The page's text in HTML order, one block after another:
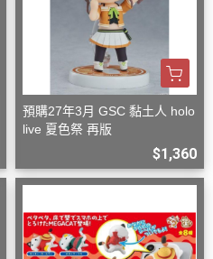
預購27年3月 GSC 黏土人 holo
live 夏色祭 再版
$1,360